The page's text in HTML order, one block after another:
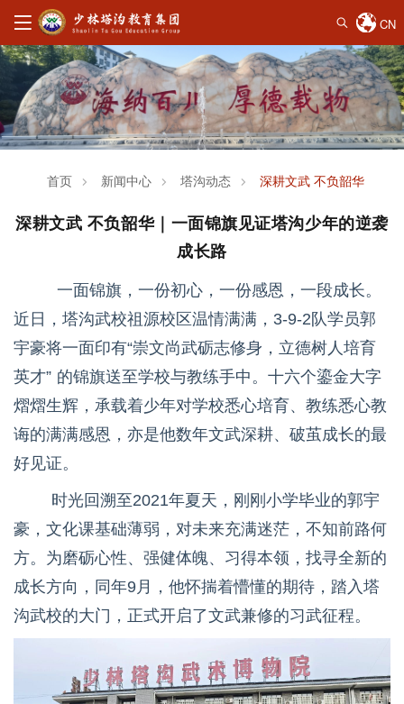
CN
首页 新闻中心 塔沟动态 深耕文武 不负韶华｜一
深耕文武 不负韶华｜一面锦旗见证塔沟少年的逆袭
成长路
一面锦旗，一份初心，一份感恩，一段成长。
近日，塔沟武校祖源校区温情满满，3-9-2队学员郭
宇豪将一面印有“崇文尚武砺志修身，立德树人培育
英才” 的锦旗送至学校与教练手中。十六个鎏金大字
熠熠生辉，承载着少年对学校悉心培育、教练悉心教
诲的满满感恩，亦是他数年文武深耕、破茧成长的最
好见证。
时光回溯至2021年夏天，刚刚小学毕业的郭宇
豪，文化课基础薄弱，对未来充满迷茫，不知前路何
方。为磨砺心性、强健体魄、习得本领，找寻全新的
成长方向，同年9月，他怀揣着懵懂的期待，踏入塔
沟武校的大门，正式开启了文武兼修的习武征程。